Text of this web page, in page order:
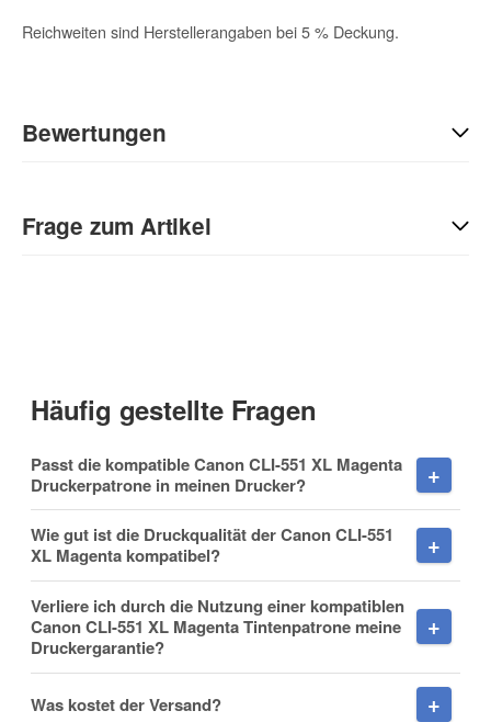
Reichweiten sind Herstellerangaben bei 5 % Deckung.
Bewertungen
Sie Anderen bei der Kaufentscheidung:
Frage zum Artikel
Nachname
Häufig gestellte Fragen
Passt die kompatible Canon CLI-551 XL Magenta
Druckerpatrone in meinen Drucker?
Wie gut ist die Druckqualität der Canon CLI-551
XL Magenta kompatibel?
Verliere ich durch die Nutzung einer kompatiblen
Canon CLI-551 XL Magenta Tintenpatrone meine
Druckergarantie?
Was kostet der Versand?